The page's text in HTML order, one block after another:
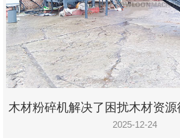
木材粉碎机解决了困扰木材资
2025-12-24